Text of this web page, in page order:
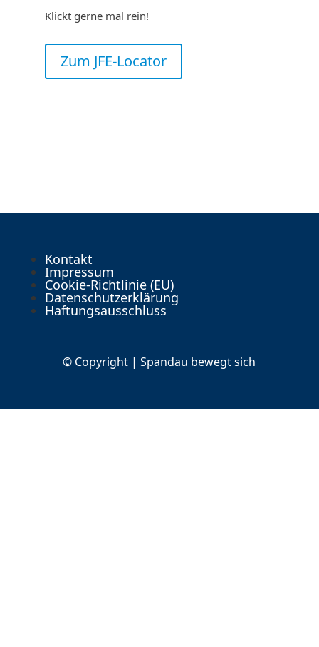
Klickt gerne mal rein!
Zum JFE-Locator
Kontakt
Impressum
Cookie-Richtlinie (EU)
Datenschutzerklärung
Haftungsausschluss
© Copyright | Spandau bewegt sich